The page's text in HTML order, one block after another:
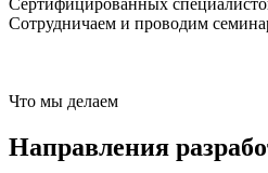
Сотрудничаем и проводим
Что мы делаем
Направления